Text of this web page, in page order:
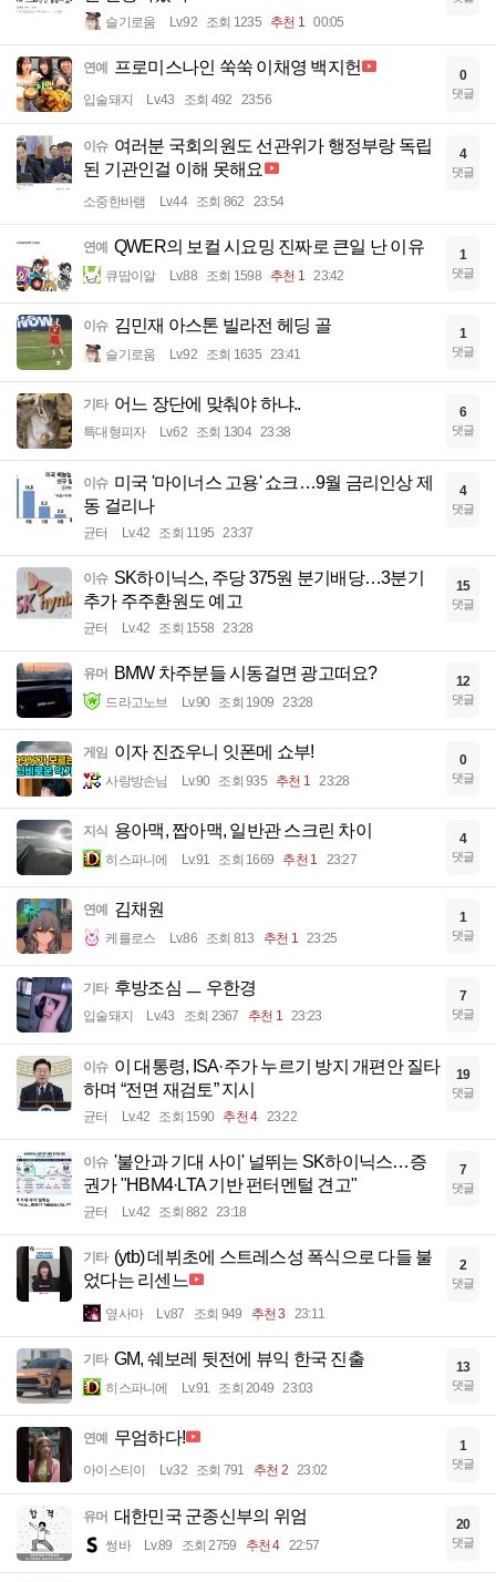
슬기로움 Lv.92 조회 1235 추천 1 00:05
연예 프로미스나인 쑥쑥 이채영 백지헌
입술돼지 Lv.43 조회 492 23:56
0
댓글
이슈 여러분 국회의원도 선관위가 행정부랑 독립
된 기관인걸 이해 못해요
소중한바램 Lv.44 조회 862 23:54
4
댓글
연예 QWER의 보컬 시요밍 진짜로 큰일 난 이유
큐땁이알 Lv.88 조회 1598 추천 1 23:42
1
댓글
이슈 김민재 아스톤 빌라전 헤딩 골
슬기로움 Lv.92 조회 1635 23:41
1
댓글
기타 어느 장단에 맞춰야 하냐..
특대형피자 Lv.62 조회 1304 23:38
6
댓글
이슈 미국 '마이너스 고용' 쇼크…9월 금리인상 제
동 걸리나
균터 Lv.42 조회 1195 23:37
4
댓글
이슈 SK하이닉스, 주당 375원 분기배당…3분기
추가 주주환원도 예고
균터 Lv.42 조회 1558 23:28
15
댓글
유머 BMW 차주분들 시동걸면 광고떠요?
드라고노브 Lv.90 조회 1909 23:28
12
댓글
게임 이자 진죠우니 잇폰메 쇼부!
사랑방손님 Lv.90 조회 935 추천 1 23:28
0
댓글
지식 용아맥, 짭아맥, 일반관 스크린 차이
히스파니에 Lv.91 조회 1669 추천 1 23:27
4
댓글
연예 김채원
케를로스 Lv.86 조회 813 추천 1 23:25
1
댓글
기타 후방조심 ㅡ 우한경
입술돼지 Lv.43 조회 2367 추천 1 23:23
7
댓글
이슈 이 대통령, ISA·주가 누르기 방지 개편안 질타
하며 “전면 재검토” 지시
균터 Lv.42 조회 1590 추천 4 23:22
19
댓글
이슈 '불안과 기대 사이' 널뛰는 SK하이닉스…증
권가 "HBM4·LTA 기반 펀터멘털 견고"
균터 Lv.42 조회 882 23:18
7
댓글
기타 (ytb) 데뷔초에 스트레스성 폭식으로 다들 불
었다는 리센느
옆사마 Lv.87 조회 949 추천 3 23:11
2
댓글
기타 GM, 쉐보레 뒷전에 뷰익 한국 진출
히스파니에 Lv.91 조회 2049 23:03
13
댓글
연예 무엄하다!
아이스티이 Lv.32 조회 791 추천 2 23:02
1
댓글
유머 대한민국 군종신부의 위엄
썽바 Lv.89 조회 2759 추천 4 22:57
20
댓글